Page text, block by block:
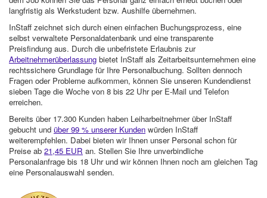
langfristig als Werkstudent bzw. Aushilfe übernehmen.
InStaff zeichnet sich durch einen einfachen Buchungsprozess, eine
selbst verwaltete Personaldatenbank und eine transparente
Preisfindung aus. Durch die unbefristete Erlaubnis zur
Arbeitnehmerüberlassung bietet InStaff als Zeitarbeitsunternehmen eine
rechtssichere Grundlage für Ihre Personalbuchung. Sollten dennoch
Fragen oder Probleme aufkommen, können Sie unseren Kundendienst
sieben Tage die Woche von 8 bis 22 Uhr per E-Mail und Telefon
erreichen.
Bereits über 17.300 Kunden haben Leiharbeitnehmer über InStaff
gebucht und über 99 % unserer Kunden würden InStaff
weiterempfehlen. Dabei bieten wir Ihnen unser Personal schon für
Preise ab 21,45 EUR an. Stellen Sie Ihre unverbindliche
Personalanfrage bis 18 Uhr und wir können Ihnen noch am gleichen Tag
eine Personalauswahl senden.